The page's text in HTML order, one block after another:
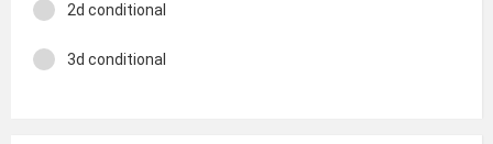
2d conditional
3d conditional